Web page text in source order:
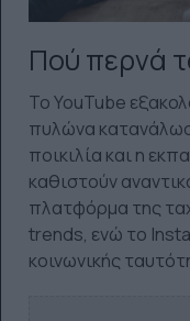
Πού περνά
Το YouTube
πυλώνα
ποικιλία και η
καθιστούν
πλατφόρμα της
trends, ενώ το
κοινωνικής